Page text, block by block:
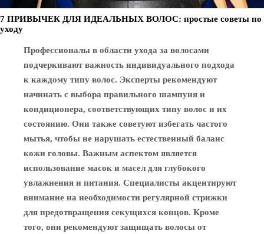
7 ПРИВЫЧЕК ДЛЯ ИДЕАЛЬНЫХ ВОЛОС: простые советы по
уходу
Профессионалы в области ухода за волосами
подчеркивают важность индивидуального подхода
к каждому типу волос. Эксперты рекомендуют
начинать с выбора правильного шампуня и
кондиционера, соответствующих типу волос и их
состоянию. Они также советуют избегать частого
мытья, чтобы не нарушать естественный баланс
кожи головы. Важным аспектом является
использование масок и масел для глубокого
увлажнения и питания. Специалисты акцентируют
внимание на необходимости регулярной стрижки
для предотвращения секущихся концов. Кроме
того, они рекомендуют защищать волосы от